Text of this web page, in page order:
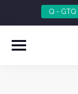
Q - GTQ